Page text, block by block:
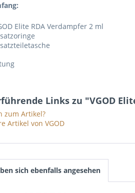
Elite RDA Verdampfer 2 ml
Links zu "VGOD
zum Artikel?
Artikel von VGOD
sich ebenfalls angesehen